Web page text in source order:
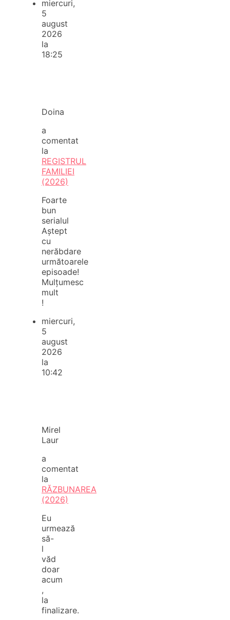
miercuri,
5
august
2026
la
18:25
Doina
a
comentat
la
REGISTRUL
FAMILIEI
(2026)
Foarte
bun
serialul
Aștept
cu
nerăbdare
următoarele
episoade!
Mulțumesc
mult
!
miercuri,
5
august
2026
la
10:42
Mirel
Laur
a
comentat
la
RĂZBUNAREA
(2026)
Eu
urmează
să-
l
văd
doar
acum
,
la
finalizare.